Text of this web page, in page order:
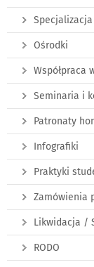
Specjalizacja
Ośrodki
Współpraca
Seminaria i
Patronaty
Infografiki
Praktyki
Zamówienia
Likwidacja /
RODO